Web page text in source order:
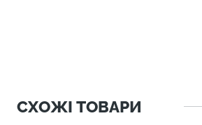
СХОЖІ ТОВАРИ